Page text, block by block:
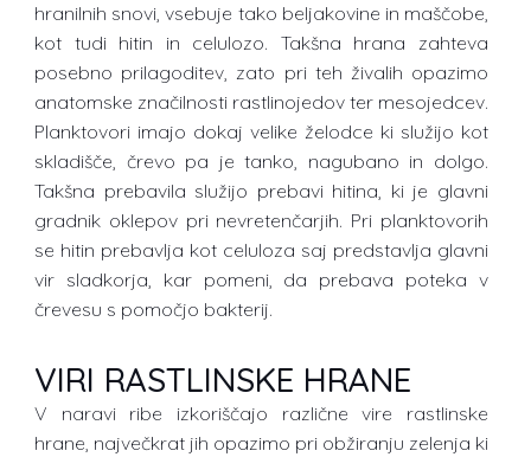
hranilnih snovi, vsebuje tako beljakovine in maščobe,
kot tudi hitin in celulozo. Takšna hrana zahteva
posebno prilagoditev, zato pri teh živalih opazimo
anatomske značilnosti rastlinojedov ter mesojedcev.
Planktovori imajo dokaj velike želodce ki služijo kot
skladišče, črevo pa je tanko, nagubano in dolgo.
Takšna prebavila služijo prebavi hitina, ki je glavni
gradnik oklepov pri nevretenčarjih. Pri planktovorih
se hitin prebavlja kot celuloza saj predstavlja glavni
vir sladkorja, kar pomeni, da prebava poteka v
črevesu s pomočjo bakterij.
VIRI RASTLINSKE HRANE
V naravi ribe izkoriščajo različne vire rastlinske
hrane, največkrat jih opazimo pri obžiranju zelenja ki